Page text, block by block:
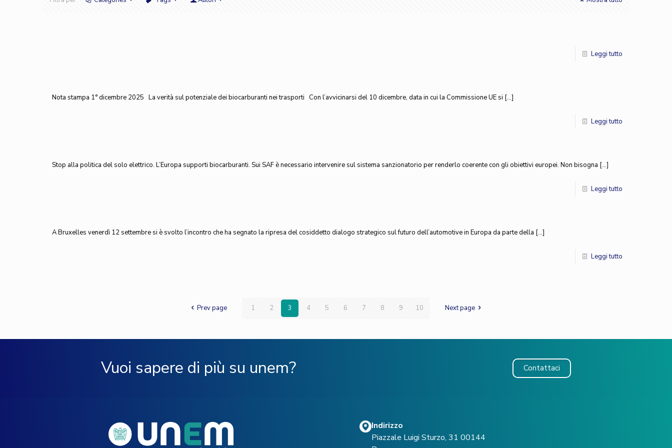
Leggi tutto
Nota stampa 1° dicembre 2025 La verità sul potenziale dei biocarburanti nei trasporti Con l’avvicinarsi del 10 dicembre, data in cui la Commissione UE si […]
Leggi tutto
Stop alla politica del solo elettrico. L’Europa supporti biocarburanti. Sui SAF è necessario intervenire sul sistema sanzionatorio per renderlo coerente con gli obiettivi europei. Non bisogna […]
Leggi tutto
A Bruxelles venerdì 12 settembre si è svolto l’incontro che ha segnato la ripresa del cosiddetto dialogo strategico sul futuro dell’automotive in Europa da parte della […]
Leggi tutto
Prev page 1 2 3 4 5 6 7 8 9 10 Next page
Vuoi sapere di più su unem? Contattaci
Indirizzo
Piazzale Luigi Sturzo, 31 00144